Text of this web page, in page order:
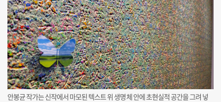
안봉균 작가는 신작에서 마모된 텍스트 위 생명체 안에 초현실적 공간을 그려 넣